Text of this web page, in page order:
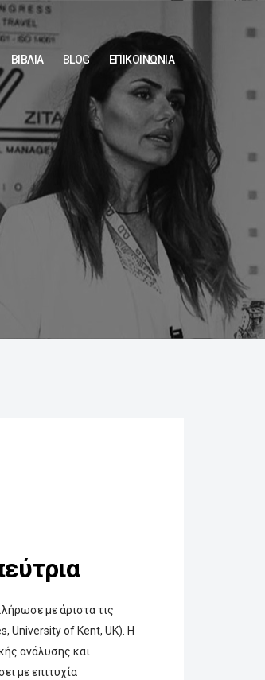
ΒΙΒΛΙΑ BLOG ΕΠΙΚΟΙΝΩΝΙΑ
με άριστα τις
University of Kent, UK). Η
ανάλυσης και
με επιτυχία